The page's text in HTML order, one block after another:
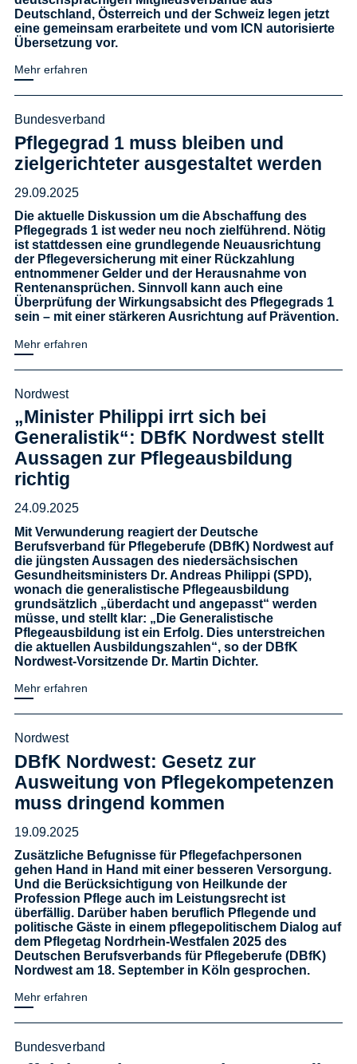
Deutschland, Österreich und der Schweiz legen jetzt
eine gemeinsam erarbeitete und vom ICN autorisierte
Übersetzung vor.
Mehr erfahren
Bundesverband
Pflegegrad 1 muss bleiben und
zielgerichteter ausgestaltet werden
29.09.2025
Die aktuelle Diskussion um die Abschaffung des
Pflegegrads 1 ist weder neu noch zielführend. Nötig
ist stattdessen eine grundlegende Neuausrichtung
der Pflegeversicherung mit einer Rückzahlung
entnommener Gelder und der Herausnahme von
Rentenansprüchen. Sinnvoll kann auch eine
Überprüfung der Wirkungsabsicht des Pflegegrads 1
sein – mit einer stärkeren Ausrichtung auf Prävention.
Mehr erfahren
Nordwest
„Minister Philippi irrt sich bei
Generalistik“: DBfK Nordwest stellt
Aussagen zur Pflegeausbildung
richtig
24.09.2025
Mit Verwunderung reagiert der Deutsche
Berufsverband für Pflegeberufe (DBfK) Nordwest auf
die jüngsten Aussagen des niedersächsischen
Gesundheitsministers Dr. Andreas Philippi (SPD),
wonach die generalistische Pflegeausbildung
grundsätzlich „überdacht und angepasst“ werden
müsse, und stellt klar: „Die Generalistische
Pflegeausbildung ist ein Erfolg. Dies unterstreichen
die aktuellen Ausbildungszahlen“, so der DBfK
Nordwest-Vorsitzende Dr. Martin Dichter.
Mehr erfahren
Nordwest
DBfK Nordwest: Gesetz zur
Ausweitung von Pflegekompetenzen
muss dringend kommen
19.09.2025
Zusätzliche Befugnisse für Pflegefachpersonen
gehen Hand in Hand mit einer besseren Versorgung.
Und die Berücksichtigung von Heilkunde der
Profession Pflege auch im Leistungsrecht ist
überfällig. Darüber haben beruflich Pflegende und
politische Gäste in einem pflegepolitischem Dialog auf
dem Pflegetag Nordrhein-Westfalen 2025 des
Deutschen Berufsverbands für Pflegeberufe (DBfK)
Nordwest am 18. September in Köln gesprochen.
Mehr erfahren
Bundesverband